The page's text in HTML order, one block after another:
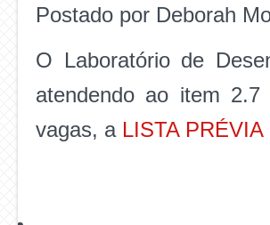
Postado por Deborah
O Laboratório de
atendendo ao item
vagas, a LISTA